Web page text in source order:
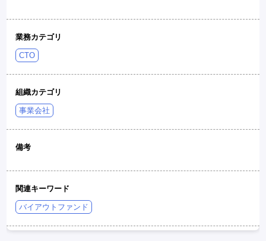
業務カテゴリ
CTO
組織カテゴリ
事業会社
備考
関連キーワード
バイアウトファンド